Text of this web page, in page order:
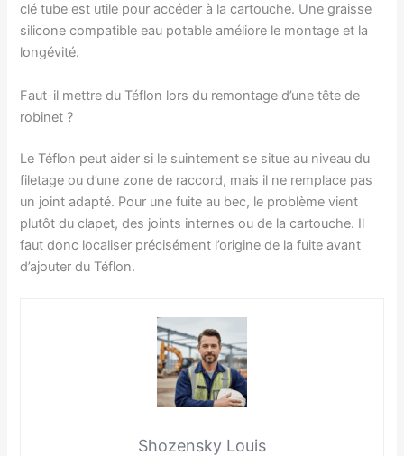
clé tube est utile pour accéder à la cartouche. Une graisse
silicone compatible eau potable améliore le montage et la
longévité.
Faut-il mettre du Téflon lors du remontage d’une tête de
robinet ?
Le Téflon peut aider si le suintement se situe au niveau du
filetage ou d’une zone de raccord, mais il ne remplace pas
un joint adapté. Pour une fuite au bec, le problème vient
plutôt du clapet, des joints internes ou de la cartouche. Il
faut donc localiser précisément l’origine de la fuite avant
d’ajouter du Téflon.
Shozensky Louis